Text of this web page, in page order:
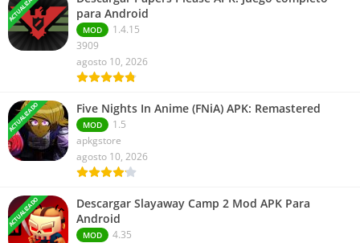
ACTUALIZADO
para Android
MOD
1.4.15
3909
agosto 10, 2026
ACTUALIZADO Five Nights In Anime (FNiA) APK: Remastered
MOD
1.5
apkgstore
agosto 10, 2026
ACTUALIZADO
Descargar Slayaway Camp 2 Mod APK Para
Android
MOD
4.35